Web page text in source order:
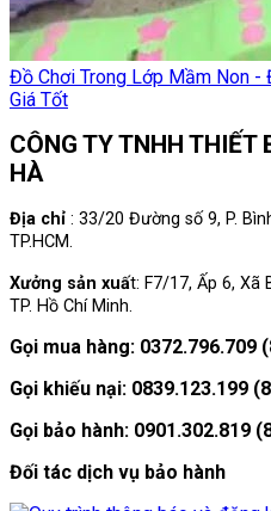
Đồ Chơi Trong Lớp Mầm Non -
Giá Tốt
CÔNG TY TNHH THIẾT
HÀ
Địa chỉ : 33/20 Đường số 9, P.
TP.HCM.
Xưởng sản xuất: F7/17, Ấp 6, Xã
TP. Hồ Chí Minh.
Gọi mua hàng: 0372.796.709
Gọi khiếu nại: 0839.123.199
Gọi bảo hành: 0901.302.819
Đối tác dịch vụ bảo hành